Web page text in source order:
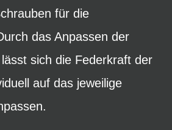
für die
das Anpassen der
sich die Federkraft der
auf das jeweilige